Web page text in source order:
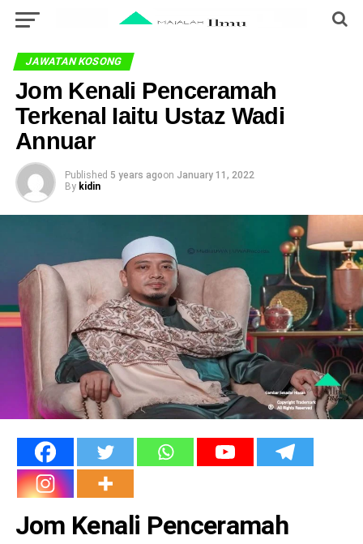
JAWATAN KOSONG
Jom Kenali Penceramah
Terkenal Iaitu Ustaz Wadi
Annuar
Published 5 years agoon January 11, 2022
By kidin
Jom Kenali Penceramah